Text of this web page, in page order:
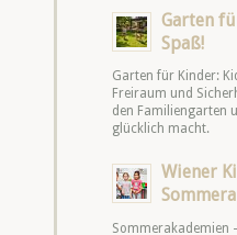
Garten
Spaß!
Garten für Kinder:
Freiraum und
den Familiengarten
glücklich macht.
Wiener
Sommerakademien